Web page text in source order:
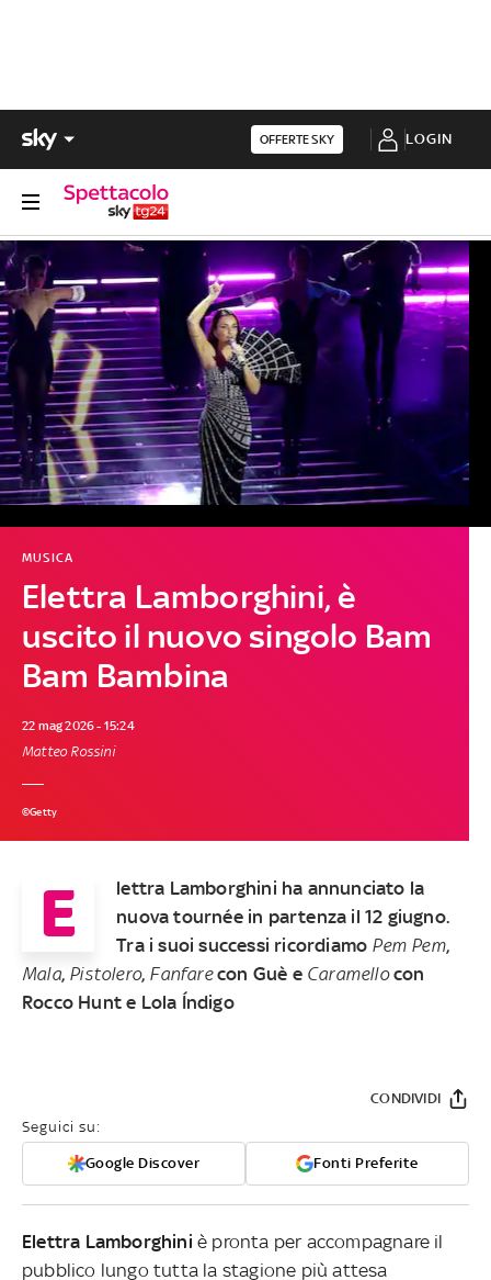
OFFERTE SKY LOGIN
Elettra Lamborghini, è
uscito il nuovo singolo Bam
Bam Bambina
MUSICA
22 mag 2026 - 15:24
Matteo Rossini
©Getty
E
lettra Lamborghini ha annunciato la
nuova tournée in partenza il 12 giugno.
Tra i suoi successi ricordiamo Pem Pem,
Mala, Pistolero, Fanfarecon Guè e Caramellocon
Rocco Hunt e Lola Índigo
Seguici su:
Google Discover Fonti Preferite
CONDIVIDI
Elettra Lamborghini è pronta per accompagnare il
pubblico lungo tutta la stagione più attesa